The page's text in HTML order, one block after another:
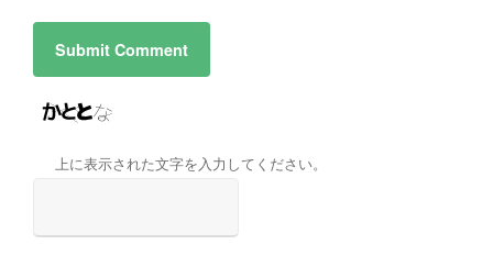
上に表示された文字を入力してください。